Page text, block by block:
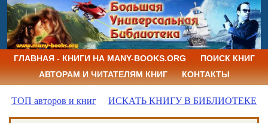
ГЛАВНАЯ - КНИГИ НА MANY-BOOKS.ORG
ПОИСК КНИГ
АВТОРАМ И ЧИТАТЕЛЯМ КНИГ
КОНТАКТЫ
ТОП авторов и книг ИСКАТЬ КНИГУ В БИБЛИОТЕКЕ